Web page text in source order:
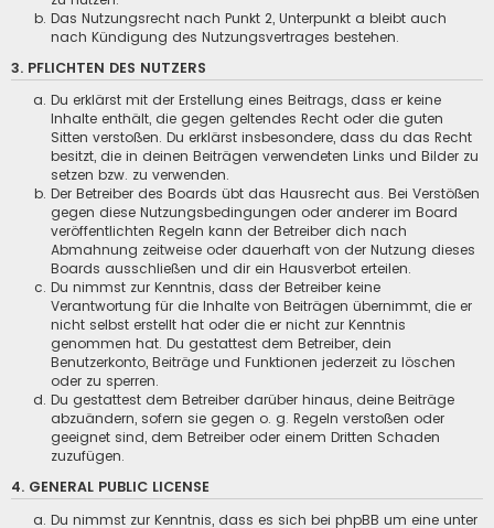
Das Nutzungsrecht nach Punkt 2, Unterpunkt a bleibt auch
nach Kündigung des Nutzungsvertrages bestehen.
3. PFLICHTEN DES NUTZERS
Du erklärst mit der Erstellung eines Beitrags, dass er keine
Inhalte enthält, die gegen geltendes Recht oder die guten
Sitten verstoßen. Du erklärst insbesondere, dass du das Recht
besitzt, die in deinen Beiträgen verwendeten Links und Bilder zu
setzen bzw. zu verwenden.
Der Betreiber des Boards übt das Hausrecht aus. Bei Verstößen
gegen diese Nutzungsbedingungen oder anderer im Board
veröffentlichten Regeln kann der Betreiber dich nach
Abmahnung zeitweise oder dauerhaft von der Nutzung dieses
Boards ausschließen und dir ein Hausverbot erteilen.
Du nimmst zur Kenntnis, dass der Betreiber keine
Verantwortung für die Inhalte von Beiträgen übernimmt, die er
nicht selbst erstellt hat oder die er nicht zur Kenntnis
genommen hat. Du gestattest dem Betreiber, dein
Benutzerkonto, Beiträge und Funktionen jederzeit zu löschen
oder zu sperren.
Du gestattest dem Betreiber darüber hinaus, deine Beiträge
abzuändern, sofern sie gegen o. g. Regeln verstoßen oder
geeignet sind, dem Betreiber oder einem Dritten Schaden
zuzufügen.
4. GENERAL PUBLIC LICENSE
Du nimmst zur Kenntnis, dass es sich bei phpBB um eine unter